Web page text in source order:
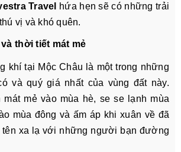
Travel
hứa hẹn sẽ có những trải
vị và khó quên.
thời tiết mát mẻ
khí tại Mộc Châu là một trong những
và quý giá nhất của vùng đất này.
mát mẻ vào mùa hè, se se lạnh mùa
mùa đông và ấm áp khi xuân về đã
tên xa lạ với những người bạn đường